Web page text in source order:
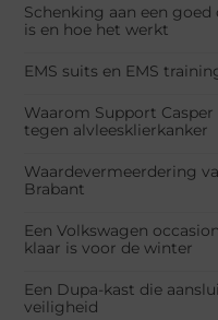
Schenking aan een
is en hoe het werkt
EMS suits en EMS
Waarom Support
tegen alvleesklierkanker
Waardevermeerdering
Brabant
Een Volkswagen
klaar is voor de winter
Een Dupa-kast die
veiligheid